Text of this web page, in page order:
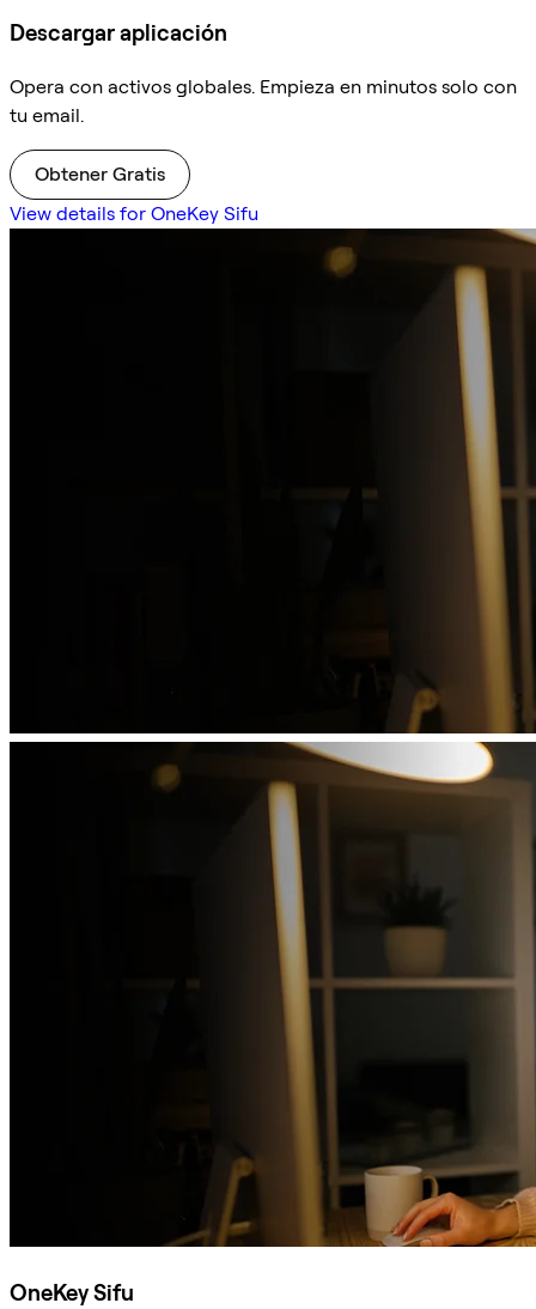
Descargar aplicación
Opera con activos globales. Empieza en minutos solo con
tu email.
Obtener Gratis
View details for OneKey Sifu
OneKey Sifu